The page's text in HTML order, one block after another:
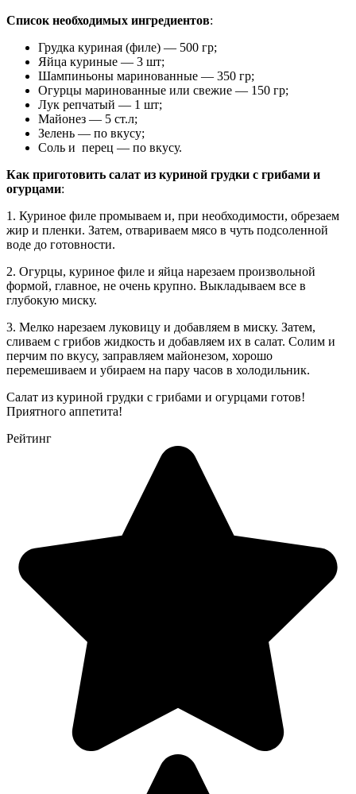
Список необходимых ингредиентов:
Грудка куриная (филе) — 500 гр;
Яйца куриные — 3 шт;
Шампиньоны маринованные — 350 гр;
Огурцы маринованные или свежие — 150 гр;
Лук репчатый — 1 шт;
Майонез — 5 ст.л;
Зелень — по вкусу;
Соль и перец — по вкусу.
Как приготовить салат из куриной грудки с грибами и
огурцами:
1. Куриное филе промываем и, при необходимости, обрезаем
жир и пленки. Затем, отвариваем мясо в чуть подсоленной
воде до готовности.
2. Огурцы, куриное филе и яйца нарезаем произвольной
формой, главное, не очень крупно. Выкладываем все в
глубокую миску.
3. Мелко нарезаем луковицу и добавляем в миску. Затем,
сливаем с грибов жидкость и добавляем их в салат. Солим и
перчим по вкусу, заправляем майонезом, хорошо
перемешиваем и убираем на пару часов в холодильник.
Салат из куриной грудки с грибами и огурцами готов!
Приятного аппетита!
Рейтинг